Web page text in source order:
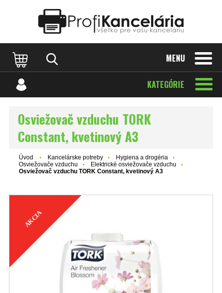
MENU
KATEGÓRIE
Osviežovač vzduchu TORK
Constant, kvetinový A3
Úvod Kancelárske potreby
Hygiena a drogéria
Osviežovače vzduchu
Elektrické osviežovače vzduchu
Osviežovač vzduchu TORK Constant, kvetinový A3
AKCIA
Katalóg internetových stránok Designed by Rawpixel.com